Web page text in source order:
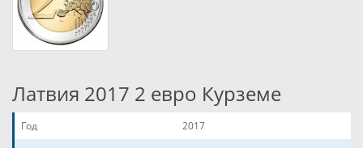
Латвия 2017 2 евро Курземе
Год
2017